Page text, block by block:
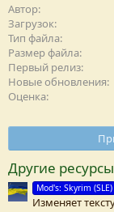
Автор
Загрузок
Тип файла
Размер файла
Первый релиз
Новые обновления
Оценка
Другие
Mod's: Skyrim (SLE)
Изменяет